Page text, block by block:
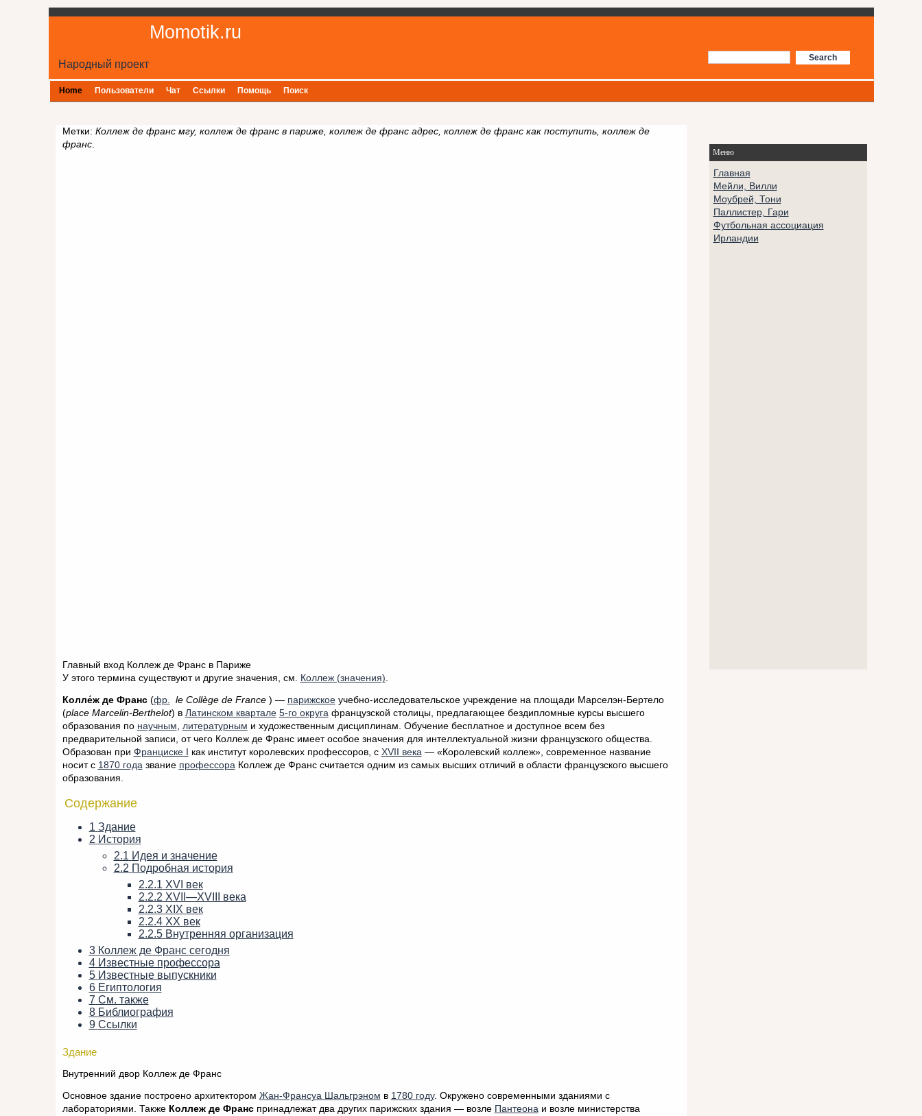
Momotik.ru
Народный проект
Home Пользователи Чат Ссылки Помощь Поиск
Меню
Главная
Мейли, Вилли
Моубрей, Тони
Паллистер, Гари
Футбольная ассоциация
Ирландии
Метки: Коллеж де франс мгу, коллеж де франс в париже, коллеж де франс адрес, коллеж де франс как поступить, коллеж де
франс.
Главный вход Коллеж де Франс в Париже
У этого термина существуют и другие значения, см. Коллеж (значения)
Колле́ж де Франс(фр. le Collège de France) — парижскоеучебно-исследовательское учреждение на площади Марселэн-Бертело
(place Marcelin-Berthelot) в Латинском квартале 5-го округафранцузской столицы, предлагающее бездипломные курсы высшего
образования по научным, литературным и художественным дисциплинам. Обучение бесплатное и доступное всем без
предварительной записи, от чего Коллеж де Франс имеет особое значения для интеллектуальной жизни французского общества.
Образован при Франциске I как институт королевских профессоров, с XVII века— «Королевский коллеж», современное название
носит с 1870 годазвание профессораКоллеж де Франс считается одним из самых высших отличий в области французского высшего
образования.
Содержание
1 Здание
2 История
2.1 Идея и значение
2.2 Подробная история
2.2.1 XVI век
2.2.2 XVII—XVIII века
2.2.3 XIX век
2.2.4 XX век
2.2.5 Внутренняя организация
3 Коллеж де Франс сегодня
4 Известные профессора
5 Известные выпускники
6 Египтология
7 См. также
8 Библиография
9 Ссылки
Здание
Внутренний двор Коллеж де Франс
Основное здание построено архитектором Жан-Франсуа Шальгрэном в 1780 году. Окружено современными зданиями с
лабораториями. Также Коллеж де Франспринадлежат два других парижских здания — возле Пантеонаи возле министерства